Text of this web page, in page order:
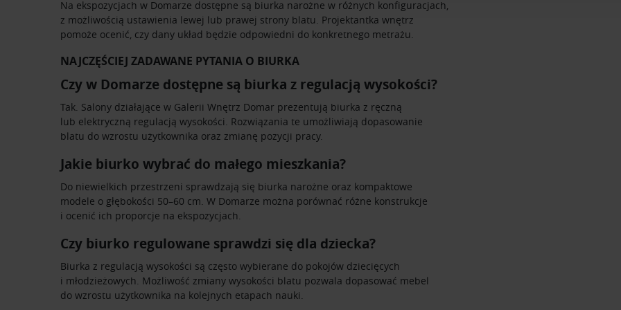
uzyskanymi podczas korzystania z ich usług.
Na ekspozycjach w Domarze dostępne są biurka narożne w różnych konfiguracjach,
z możliwością ustawienia lewej lub prawej strony blatu. Projektantka wnętrz
pomoże ocenić, czy dany układ będzie odpowiedni do konkretnego metrażu.
NAJCZĘŚCIEJ ZADAWANE PYTANIA O BIURKA
Czy w Domarze dostępne są biurka z regulacją wysokości?
Tak. Salony działające w Galerii Wnętrz Domar prezentują biurka z ręczną
lub elektryczną regulacją wysokości. Rozwiązania te umożliwiają dopasowanie
blatu do wzrostu użytkownika oraz zmianę pozycji pracy.
Jakie biurko wybrać do małego mieszkania?
Do niewielkich przestrzeni sprawdzają się biurka narożne oraz kompaktowe
modele o głębokości 50–60 cm. W Domarze można porównać różne konstrukcje
i ocenić ich proporcje na ekspozycjach.
Czy biurko regulowane sprawdzi się dla dziecka?
Biurka z regulacją wysokości są często wybierane do pokojów dziecięcych
i młodzieżowych. Możliwość zmiany wysokości blatu pozwala dopasować mebel
do wzrostu użytkownika na kolejnych etapach nauki.